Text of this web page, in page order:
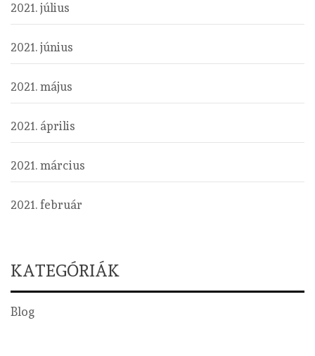
2021. július
2021. június
2021. május
2021. április
2021. március
2021. február
KATEGÓRIÁK
Blog